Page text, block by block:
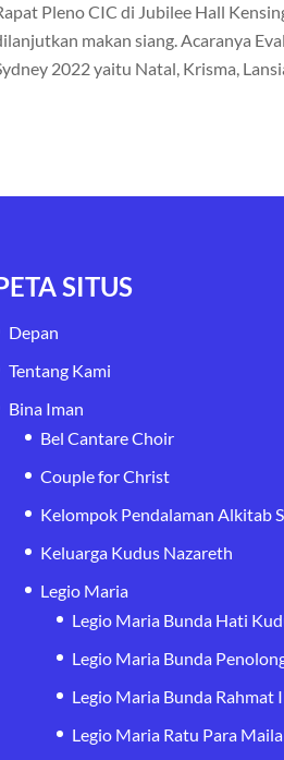
Pleno CIC di Jubilee Hall
makan siang. Acaranya
2022 yaitu Natal, Krisma,
SITUS
Depan
Tentang Kami
Bina Iman
Bel Cantare Choir
Couple for Christ
Kelompok Pendalaman Alkitab
Keluarga Kudus Nazareth
Legio Maria
Legio Maria Bunda Hati
Legio Maria Bunda
Legio Maria Bunda Rahmat
Legio Maria Ratu Para